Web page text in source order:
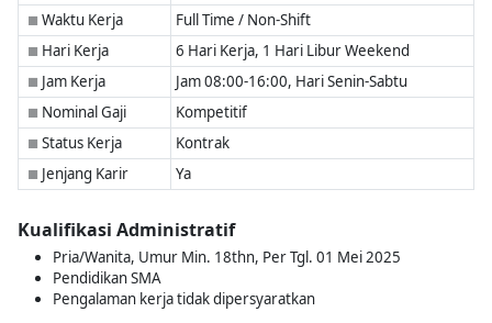
■ Waktu Kerja Full Time / Non-Shift
■ Hari Kerja 6 Hari Kerja, 1 Hari Libur Weekend
■ Jam Kerja Jam 08:00-16:00, Hari Senin-Sabtu
■ Nominal Gaji Kompetitif
■ Status Kerja Kontrak
■ Jenjang Karir Ya
Kualifikasi Administratif
Pria/Wanita, Umur Min. 18thn, Per Tgl. 01 Mei 2025
Pendidikan SMA
Pengalaman kerja tidak dipersyaratkan